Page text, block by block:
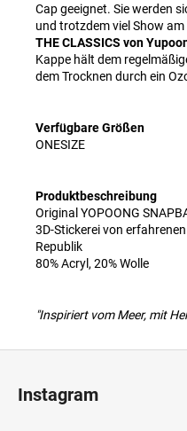
Cap geeignet. Sie werden
und trotzdem viel Show
THE CLASSICS von
Kappe hält dem
dem Trocknen durch ein
Verfügbare Größen
ONESIZE
Produktbeschreibung
Original YOPOONG
3D-Stickerei von
Republik
80% Acryl, 20% Wolle
"Inspiriert vom Meer, mit
Instagram